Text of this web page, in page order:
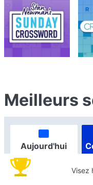
Meilleurs
Aujourd'hui
Visez